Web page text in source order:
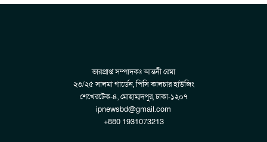
ভারপ্রাপ্ত সম্পাদকঃ আন্তনী রেমা
২৩/২৫ সালমা গার্ডেন, পিসি কালচার হাউজিং
শেখেরটেক-৪, মোহাম্মদপুর, ঢাকা-১২০৭
ipnewsbd@gmail.com
+880 1931073213